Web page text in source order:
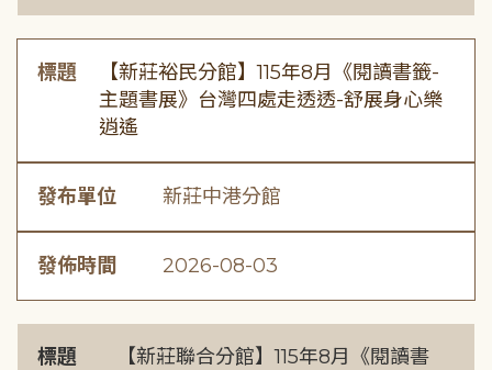
標題
【新莊裕民分館】115年8月《閱讀書籤-
主題書展》台灣四處走透透-舒展身心樂
逍遙
發布單位 新莊中港分館
發佈時間 2026-08-03
標題
【新莊聯合分館】115年8月《閱讀書